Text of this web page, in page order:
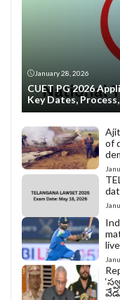
January 28, 2026
CUET PG 2026
Key Dates,
of